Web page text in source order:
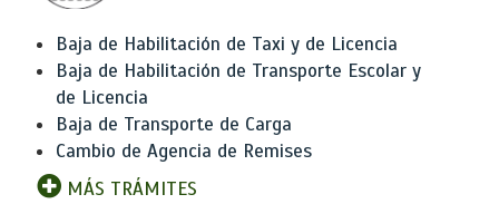
Baja de Habilitación de Taxi y de Licencia
Baja de Habilitación de Transporte Escolar y
de Licencia
Baja de Transporte de Carga
Cambio de Agencia de Remises
MÁS TRÁMITES